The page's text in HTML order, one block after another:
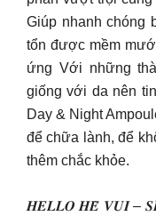
Giúp nhanh chóng
tổn được mềm
ứng Với những
giống với da nên
Day & Night
để chữa lành, để
thêm chắc khỏe.
𝑯𝑬𝑳𝑳𝑶 𝑯𝑬̀ 𝑽𝑼𝑰 –